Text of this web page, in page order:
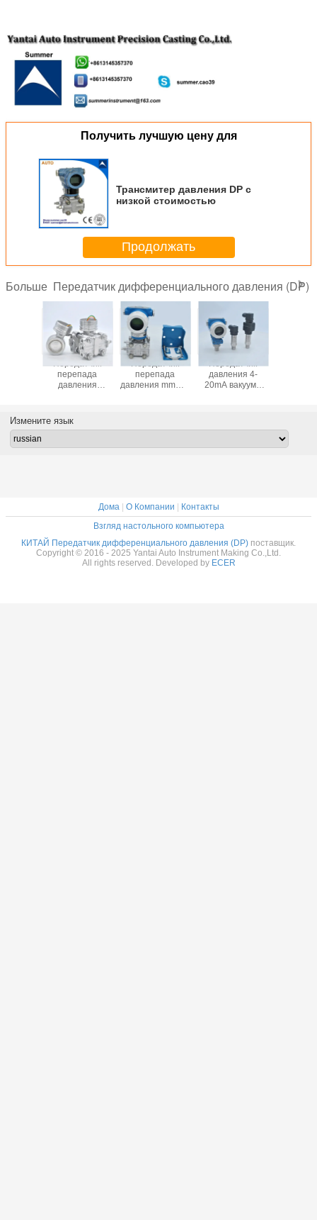
Получить лучшую цену для
Трансмитер давления DP с
низкой стоимостью
Продолжать
Больше Передатчик дифференциального давления (DP)
Высокоточное
емкостное
дифференциальное
измерения
давления
давление с Hart
Абсолютное
давление с
выходной
3051 Умный
дифференциальный
передатчик
Харта
Измените язык
Дома| О Компании | Контакты
Взгляд настольного компьютера
КИТАЙ Передатчик дифференциального давления (DP) поставщик.
Copyright © 2016 - 2025 Yantai Auto Instrument Making Co.,Ltd.
All rights reserved. Developed by ECER